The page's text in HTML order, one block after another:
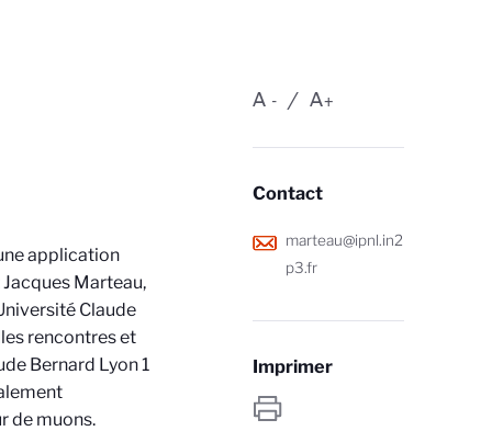
application
Marteau,
Claude
rencontres et
Bernard Lyon 1
de muons.
-
A +
A
Contact
marteau@ipnl.in2
p3.fr
Imprimer